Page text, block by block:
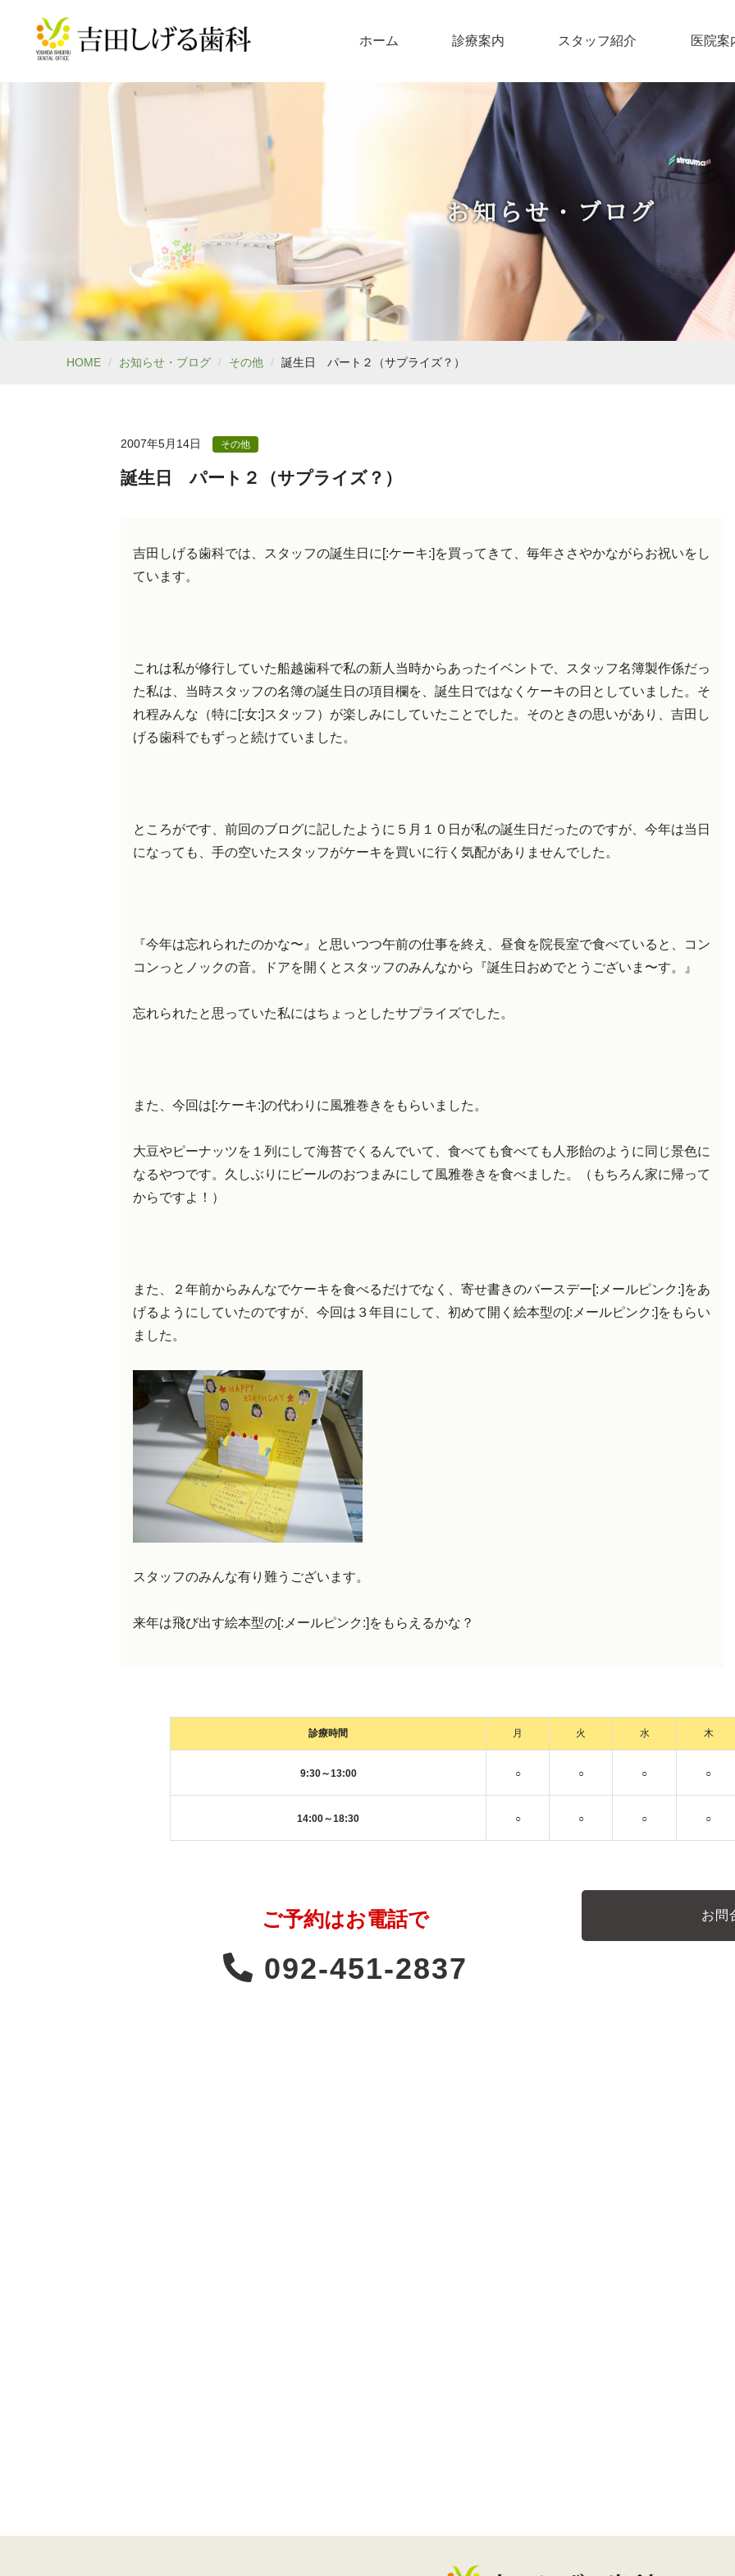
ホーム 診療案内 スタッフ紹介 医院案
お知らせ・ブログ
HOME お知らせ・ブログ その他 誕生日 パート２（サプライズ？）
2007年5月14日 その他
誕生日 パート２（サプライズ？）
吉田しげる歯科では、スタッフの誕生日に[:ケーキ:]を買ってきて、毎年ささやかながらお祝いをし
ています。
これは私が修行していた船越歯科で私の新人当時からあったイベントで、スタッフ名簿製作係だっ
た私は、当時スタッフの名簿の誕生日の項目欄を、誕生日ではなくケーキの日としていました。そ
れ程みんな（特に[:女:]スタッフ）が楽しみにしていたことでした。そのときの思いがあり、吉田し
げる歯科でもずっと続けていました。
ところがです、前回のブログに記したように５月１０日が私の誕生日だったのですが、今年は当日
になっても、手の空いたスタッフがケーキを買いに行く気配がありませんでした。
『今年は忘れられたのかな〜』と思いつつ午前の仕事を終え、昼食を院長室で食べていると、コン
コンっとノックの音。ドアを開くとスタッフのみんなから『誕生日おめでとうございま〜す。』
忘れられたと思っていた私にはちょっとしたサプライズでした。
また、今回は[:ケーキ:]の代わりに風雅巻きをもらいました。
大豆やピーナッツを１列にして海苔でくるんでいて、食べても食べても人形飴のように同じ景色に
なるやつです。久しぶりにビールのおつまみにして風雅巻きを食べました。（もちろん家に帰って
からですよ！）
また、２年前からみんなでケーキを食べるだけでなく、寄せ書きのバースデー[:メールピンク:]をあ
げるようにしていたのですが、今回は３年目にして、初めて開く絵本型の[:メールピンク:]をもらい
ました。
スタッフのみんな有り難うございます。
来年は飛び出す絵本型の[:メールピンク:]をもらえるかな？
診療時間 月 火 水 木
9:30～13:00 ○ ○ ○ ○
14:00～18:30 ○ ○ ○ ○
ご予約はお電話で
092-451-2837
お問